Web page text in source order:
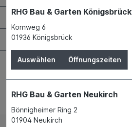
Bauen & Renovieren
Garten & Landschaftsbau
RHG Bau & Garten Königsbrück
Kornweg 6
01936 Königsbrück
Auswählen Öffnungszeiten
RHG Bau & Garten Neukirch
Bönnigheimer Ring 2
01904 Neukirch